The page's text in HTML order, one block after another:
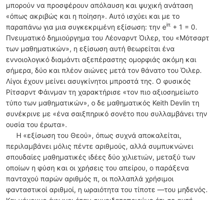
μπορούν να προσφέρουν απόλαυση και ψυχική ανάταση
«όπως ακριβώς και η ποίηση». Αυτό ισχύει και με το
παραπάνω για μια συγκεκριμένη εξίσωση: την eiπ + 1 = 0.
Πνευματικό δημιούργημα του Λέοναρντ Όιλερ, του «Μότσαρτ
των μαθηματικών», η εξίσωση αυτή θεωρείται ένα
εννοιολογικό διαμάντι αξεπέραστης ομορφιάς ακόμη και
σήμερα, δύο και πλέον αιώνες μετά τον θάνατο του Όιλερ.
Λίγοι έχουν μείνει ασυγκίνητοι μπροστά της. Ο φυσικός
Ρίτσαρντ Φάινμαν τη χαρακτήρισε «τον πιο αξιοσημείωτο
τύπο των μαθηματικών», ο δε μαθηματικός Keith Devlin τη
συνέκρινε με «ένα σαιξπηρικό σονέτο που συλλαμβάνει την
ουσία του έρωτα».
Η «εξίσωση του Θεού», όπως συχνά αποκαλείται,
περιλαμβάνει μόλις πέντε αριθμούς, αλλά συμπυκνώνει
σπουδαίες μαθηματικές ιδέες δύο χιλιετιών, μεταξύ των
οποίων η φύση και οι χρήσεις του απείρου, ο παράξενα
πανταχού παρών αριθμός π, οι πολλαπλά χρήσιμοι
φανταστικοί αριθμοί, η ωραιότητα του τίποτε —του μηδενός.